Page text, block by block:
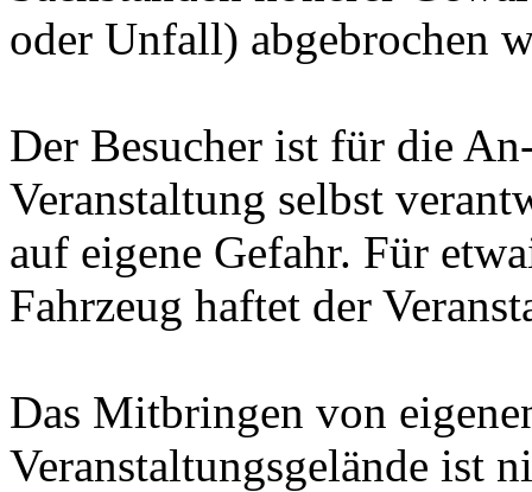
oder Unfall) abgebrochen
Der Besucher ist für die
Veranstaltung selbst
auf eigene Gefahr. Für
Fahrzeug haftet der
Das Mitbringen von
Veranstaltungsgelände ist